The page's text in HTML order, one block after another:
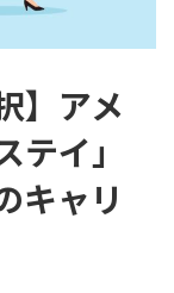
】アメ
イ」
キャリ